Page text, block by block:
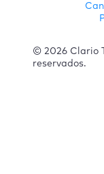
© 2026 Clario
reservados.